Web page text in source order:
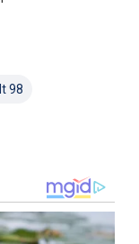
98